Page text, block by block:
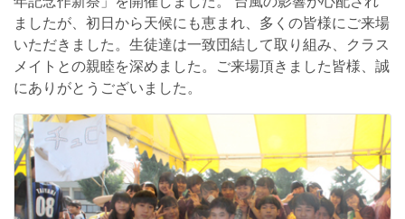
ましたが、初日から天候にも恵まれ、多くの皆様にご来場
いただきました。生徒達は一致団結して取り組み、クラス
メイトとの親睦を深めました。ご来場頂きました皆様、誠
にありがとうございました。